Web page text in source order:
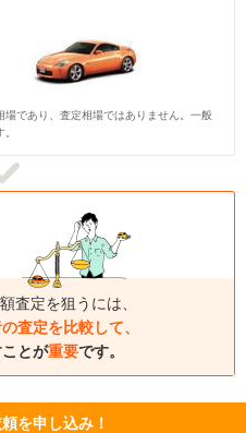
であり、査定相場ではありません。一般
査定を狙うには、
査定を比較して、
とが重要です。
を申し込み！